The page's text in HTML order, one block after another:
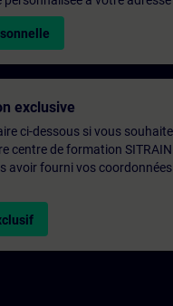
exclusive
ci-dessous si vous
centre de formation
avoir fourni vos